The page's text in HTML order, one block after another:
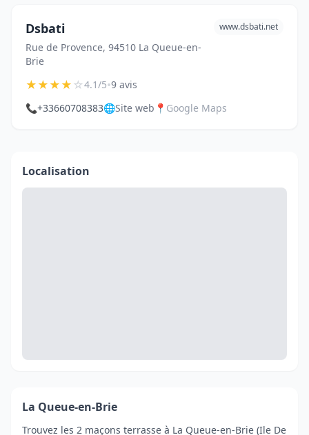
Dsbati
Rue de Provence, 94510 La Queue-en-
Brie
www.dsbati.net
★★★★☆4.1/5•9 avis
📞+33660708383🌐Site web 📍 Google Maps
Localisation
La Queue-en-Brie
Trouvez les 2 maçons terrasse à La Queue-en-Brie (Ile De